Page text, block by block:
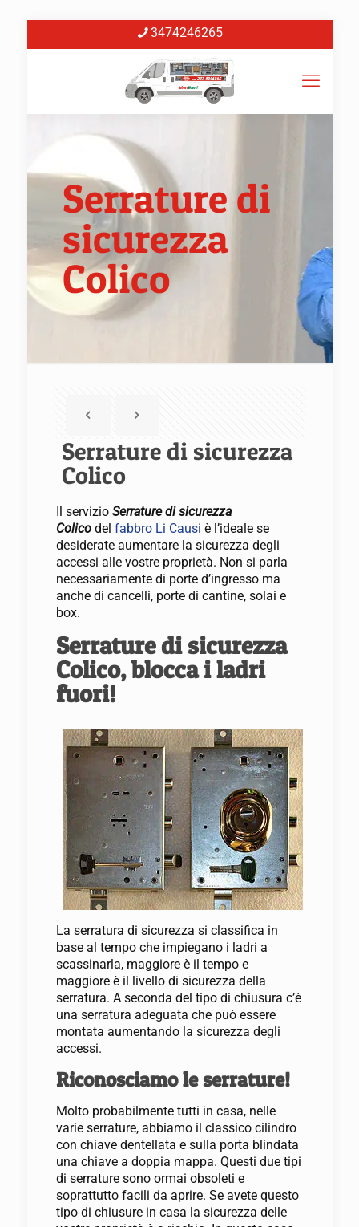
3474246265
Serrature di
sicurezza
Colico
Serrature di sicurezza
Colico
Il servizio Serrature di sicurezza
Colicodel fabbro Li Causi è l’ideale se
desiderate aumentare la sicurezza degli
accessi alle vostre proprietà. Non si parla
necessariamente di porte d’ingresso ma
anche di cancelli, porte di cantine, solai e
box.
Serrature di sicurezza
Colico, blocca i ladri
fuori!
La serratura di sicurezza si classifica in
base al tempo che impiegano i ladri a
scassinarla, maggiore è il tempo e
maggiore è il livello di sicurezza della
serratura. A seconda del tipo di chiusura c’è
una serratura adeguata che può essere
montata aumentando la sicurezza degli
accessi.
Riconosciamo le serrature!
Molto probabilmente tutti in casa, nelle
varie serrature, abbiamo il classico cilindro
con chiave dentellata e sulla porta blindata
una chiave a doppia mappa. Questi due tipi
di serrature sono ormai obsoleti e
soprattutto facili da aprire. Se avete questo
tipo di chiusure in casa la sicurezza delle